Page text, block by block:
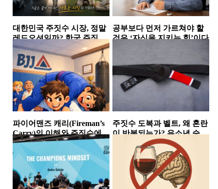
대한민국 주짓수 시장, 정말
레드오션일까? 한국 주짓수
시장에서 살아남는 체육관
들의 공통점
소식
공부보다 먼저 가르쳐야 할
것은 ‘자신을 지키는 힘’이다
파이어맨즈 캐리(Fireman’s
Carry)의 이해와 주짓수에서
의 활용
스탠딩
주짓수 도복과 벨트, 왜 혼란
이 반복되는가? 유소년 승급
논란이 던진 구조적...